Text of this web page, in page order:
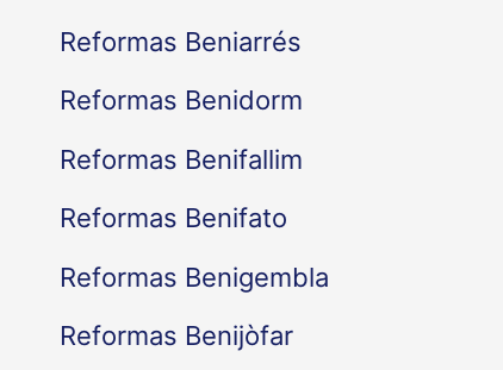
Reformas Beniarrés
Reformas Benidorm
Reformas Benifallim
Reformas Benifato
Reformas Benigembla
Reformas Benijòfar